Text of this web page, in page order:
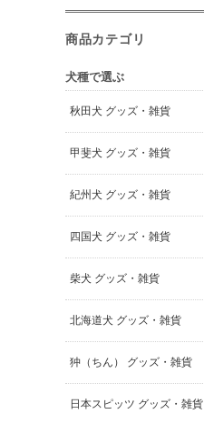
商品カテゴリ
犬種で選ぶ
秋田犬 グッズ・雑貨
甲斐犬 グッズ・雑貨
紀州犬 グッズ・雑貨
四国犬 グッズ・雑貨
柴犬 グッズ・雑貨
北海道犬 グッズ・雑貨
狆（ちん） グッズ・雑貨
日本スピッツ グッズ・雑貨